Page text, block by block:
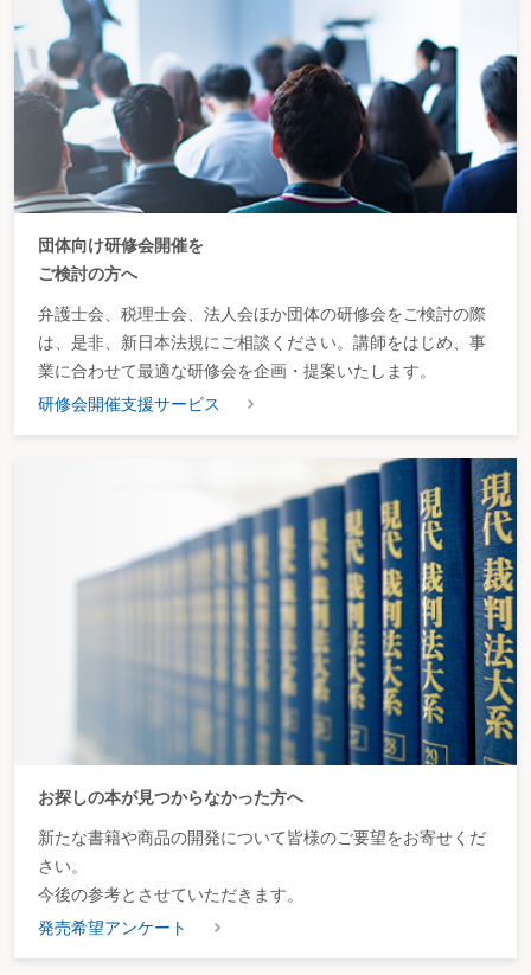
団体向け研修会開催を
ご検討の方へ
弁護士会、税理士会、法人会ほか団体の研修会をご検討の際
は、是非、新日本法規にご相談ください。講師をはじめ、事
業に合わせて最適な研修会を企画・提案いたします。
研修会開催支援サービス
お探しの本が見つからなかった方へ
新たな書籍や商品の開発について皆様のご要望をお寄せくだ
さい。
今後の参考とさせていただきます。
発売希望アンケート